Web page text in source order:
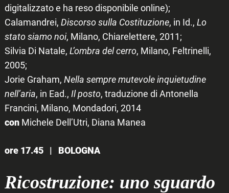
digitalizzato e ha reso disponibile online);
Calamandrei, Discorso sulla Costituzione, in Id., Lo
stato siamo noi, Milano, Chiarelettere, 2011;
Silvia Di Natale, L’ombra del cerro, Milano, Feltrinelli,
2005;
Jorie Graham, Nella sempre mutevole inquietudine
nell’aria, in Ead., Il posto, traduzione di Antonella
Francini, Milano, Mondadori, 2014
con Michele Dell’Utri, Diana Manea
ore 17.45 | BOLOGNA
Ricostruzione: uno sguardo